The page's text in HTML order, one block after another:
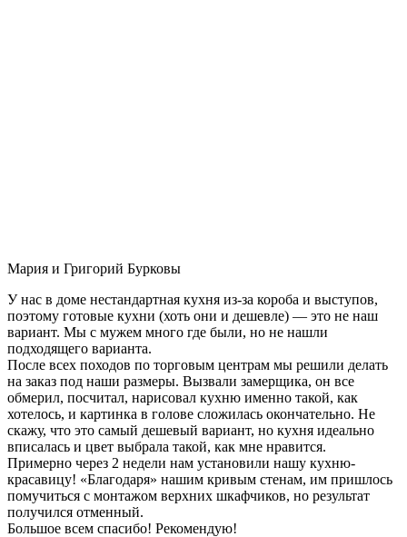
Мария и Григорий Бурковы
У нас в доме нестандартная кухня из-за короба и выступов,
поэтому готовые кухни (хоть они и дешевле) — это не наш
вариант. Мы с мужем много где были, но не нашли
подходящего варианта.
После всех походов по торговым центрам мы решили делать
на заказ под наши размеры. Вызвали замерщика, он все
обмерил, посчитал, нарисовал кухню именно такой, как
хотелось, и картинка в голове сложилась окончательно. Не
скажу, что это самый дешевый вариант, но кухня идеально
вписалась и цвет выбрала такой, как мне нравится.
Примерно через 2 недели нам установили нашу кухню-
красавицу! «Благодаря» нашим кривым стенам, им пришлось
помучиться с монтажом верхних шкафчиков, но результат
получился отменный.
Большое всем спасибо! Рекомендую!